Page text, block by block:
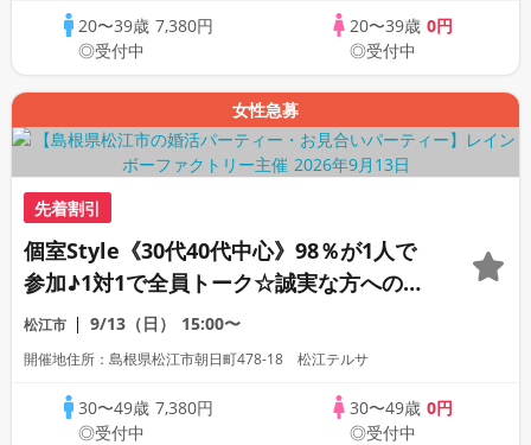
20〜39歳 7,380円
◎受付中
20〜39歳 0円
◎受付中
女性急募
先着割引
個室Style《30代40代中心》98％が1人で
参加♪1対1で全員トーク☆誠実な方への婚
活パーティー
松江市 9/13（日） 15:00〜
開催地住所：島根県松江市朝日町478-18 松江テルサ
30〜49歳 7,380円
◎受付中
30〜49歳 0円
◎受付中